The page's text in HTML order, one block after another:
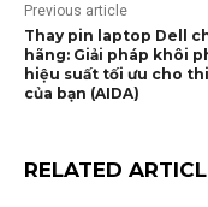
Previous article
Thay pin laptop Dell
hãng: Giải pháp khôi
hiệu suất tối ưu cho
của bạn (AIDA)
RELATED